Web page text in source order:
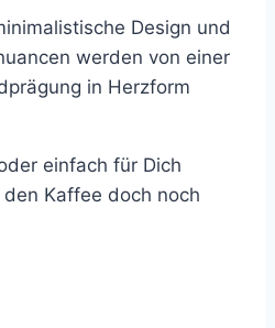
Design und
werden von einer
in Herzform
einfach für Dich
Kaffee doch noch